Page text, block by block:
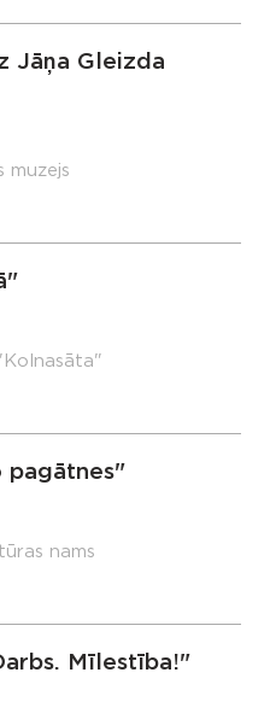
Jāņa Gleizda
muzejs
pagātnes"
nams
Mīlestība!"